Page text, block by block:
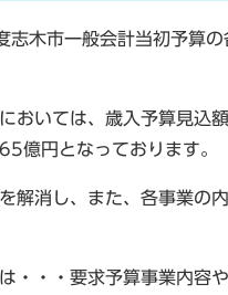
志木市一般会計当初予算
おいては、歳入予算見込
億円となっております。
解消し、また、各事業の
・・・要求予算事業内容